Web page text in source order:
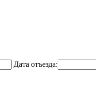
Дата отъезда: